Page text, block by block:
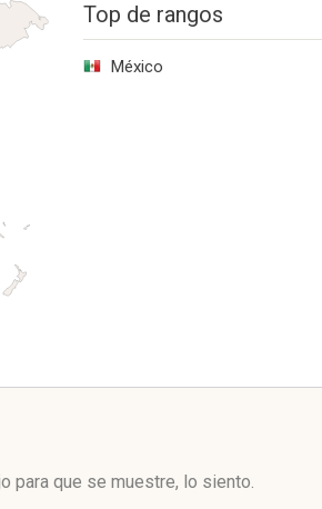
Top de rangos
México
para que se muestre, lo siento.